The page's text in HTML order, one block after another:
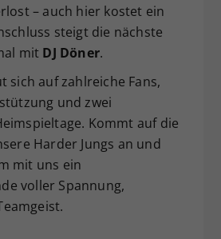
– auch hier kostet ein
steigt die nächste
mit DJ Döner.
sich auf zahlreiche Fans,
und zwei
Kommt auf die
Harder Jungs an und
mit uns ein
voller Spannung,